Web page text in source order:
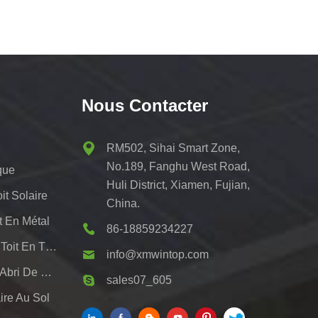
Solaire
Métal
Systèmes De Montage De Toit En Tôle Pv
Support De Montage Pour Abri De Voiture Solaire Résidentiel
Au Sol
Nous Contacter
RM502, Sihai Smart Zone,
No.189, Fanghu West Road,
Huli District, Xiamen, Fujian,
China.
86-18859234227
info@xmwintop.com
sales07_605